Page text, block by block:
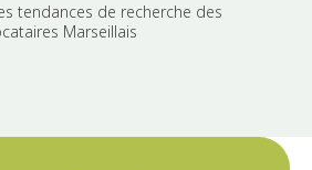
tendances de recherche des
Marseillais